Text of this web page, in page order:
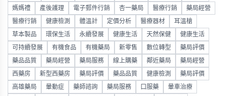
媽媽禮 產後護理 電子郵件行銷 杏一藥局 醫療行銷 藥局經營
醫療行銷 健康檢測 體溫計 定價分析 醫療器材 耳溫槍
草本製品 環保生活 永續發展 健康生活 天然保健 健康生活
可持續發展 有機食品 有機藥局 新零售 數位轉型 藥局評價
藥品品質 藥局經營 藥局服務 線上購藥 鄰近藥局 藥局經營
西藥房 新型西藥房 藥局評價 藥品品質 健康檢測 藥局評價
高雄藥局 暈動症 藥師諮詢 藥局服務 口服藥 暈車治療